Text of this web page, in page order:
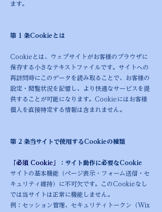
ます。
第 1 条Cookieとは
Cookieとは、ウェブサイトがお客様のブラウザに
保存する小さなテキストファイルです。サイトへの
再訪問時にこのデータを読み取ることで、お客様の
設定・閲覧状況を記憶し、より快適なサービスを提
供することが可能になります。Cookieにはお客様
個人を直接特定する情報は含まれません。
第 2 条当サイトで使用するCookieの種類
「必須 Cookie」
：サイト動作に必要なCookie
サイトの基本機能（ページ表示・フォーム送信・セ
キュリティ維持）に不可欠です。このCookieなし
では当サイトは正常に機能しません。
例：セッション管理、セキュリティトークン（Wix